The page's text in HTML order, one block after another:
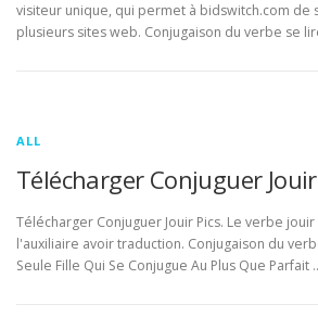
visiteur unique, qui permet à bidswitch.com de
plusieurs sites web. Conjugaison du verbe se
ALL
Télécharger Conjuguer
Télécharger Conjuguer Jouir Pics. Le verbe
l'auxiliaire avoir traduction. Conjugaison du
Seule Fille Qui Se Conjugue Au Plus Que Parfait